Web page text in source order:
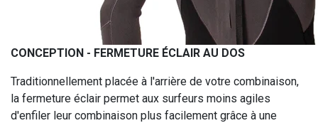
CONCEPTION - FERMETURE ÉCLAIR AU DOS
Traditionnellement placée à l'arrière de votre combinaison,
la fermeture éclair permet aux surfeurs moins agiles
d'enfiler leur combinaison plus facilement grâce à une